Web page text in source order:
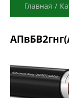
Главная /